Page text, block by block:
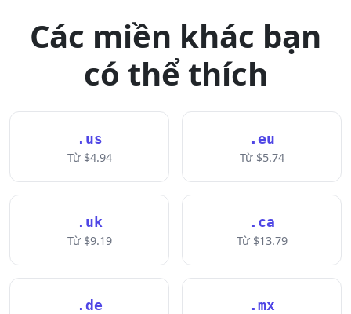
Các miền khác bạn
có thể thích
.us
Từ $4.94
.eu
Từ $5.74
.uk
Từ $9.19
.ca
Từ $13.79
.de .mx